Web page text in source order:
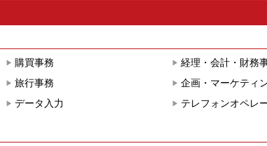
購買事務
経理・会計・財務
旅行事務
企画・マーケティ
データ入力
テレフォンオペレ